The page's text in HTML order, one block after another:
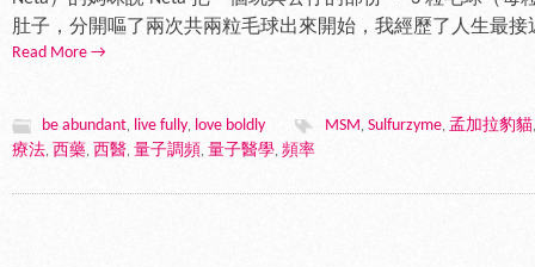
肚子，分開嘔了兩次共兩粒毛球出來開始，我經歷了人生最接
Read More →
be abundant, live fully, love boldly MSM, Sulfurzyme, 孟加拉豹貓
療法, 西藥, 西醫, 量子調頻, 量子醫學, 頻率